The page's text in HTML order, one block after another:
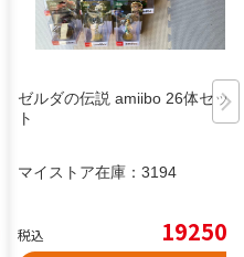
ゼルダの伝説 amiibo 26体セッ
ト
マイストア在庫： 3194
税込 19250